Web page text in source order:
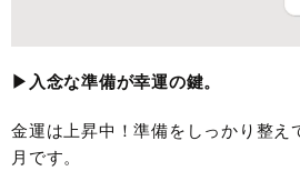
▶︎入念な準備が幸運の鍵。
金運は上昇中！準備をしっかり整え
月です。